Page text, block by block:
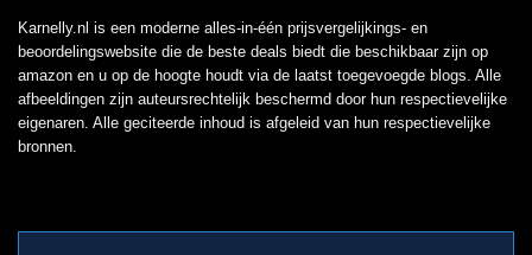
Karnelly.nl is een moderne alles-in-één prijsvergelijkings- en
beoordelingswebsite die de beste deals biedt die beschikbaar zijn op
amazon en u op de hoogte houdt via de laatst toegevoegde blogs. Alle
afbeeldingen zijn auteursrechtelijk beschermd door hun respectievelijke
eigenaren. Alle geciteerde inhoud is afgeleid van hun respectievelijke
bronnen.